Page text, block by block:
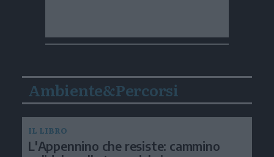
Ambiente&Percorsi
IL LIBRO
L'Appennino che resiste: cammino